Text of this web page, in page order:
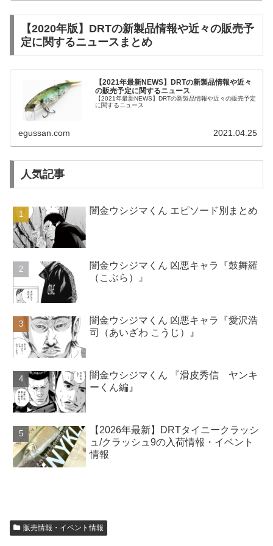
【2020年版】DRTの新製品情報や近々の販売予
定に関するニュースまとめ
【2021年最新NEWS】DRTの新製品情報や近々
の販売予定に関するニュース
【2021年最新NEWS】DRTの新製品情報や近々の販売予定
に関するニュース
egussan.com 2021.04.25
人気記事
闇金ウシジマくん エピソード別まとめ
闇金ウシジマくん 凶悪キャラ『鼓舞羅
（こぶら）』
闇金ウシジマくん 凶悪キャラ『愛沢浩
司（あいざわ こうじ）』
闇金ウシジマくん 『滑皮秀信 ヤンキ
ーくん編』
【2026年最新】DRTタイニークラッシ
ュ/クラッシュ9の入荷情報・イベント
情報
販売情報・イベント情報